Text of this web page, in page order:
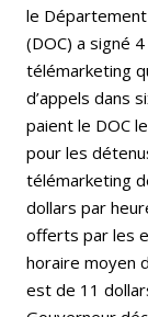
le Département
(DOC) a signé
télémarketing
d’appels dans
paient le DOC
pour les
télémarketing
dollars par
offerts par les
horaire moyen
est de 11